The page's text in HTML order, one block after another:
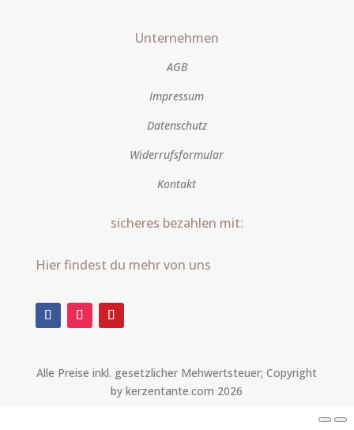
Unternehmen
AGB
Impressum
Datenschutz
Widerrufsformular
Kontakt
sicheres bezahlen mit:
Hier findest du mehr von uns
Alle Preise inkl. gesetzlicher Mehwertsteuer; Copyright
by kerzentante.com 2026